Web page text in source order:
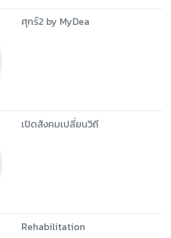
ศุกร์2 by MyDea
เปิดสังคมเปลี่ยนวิถี
Rehabilitation